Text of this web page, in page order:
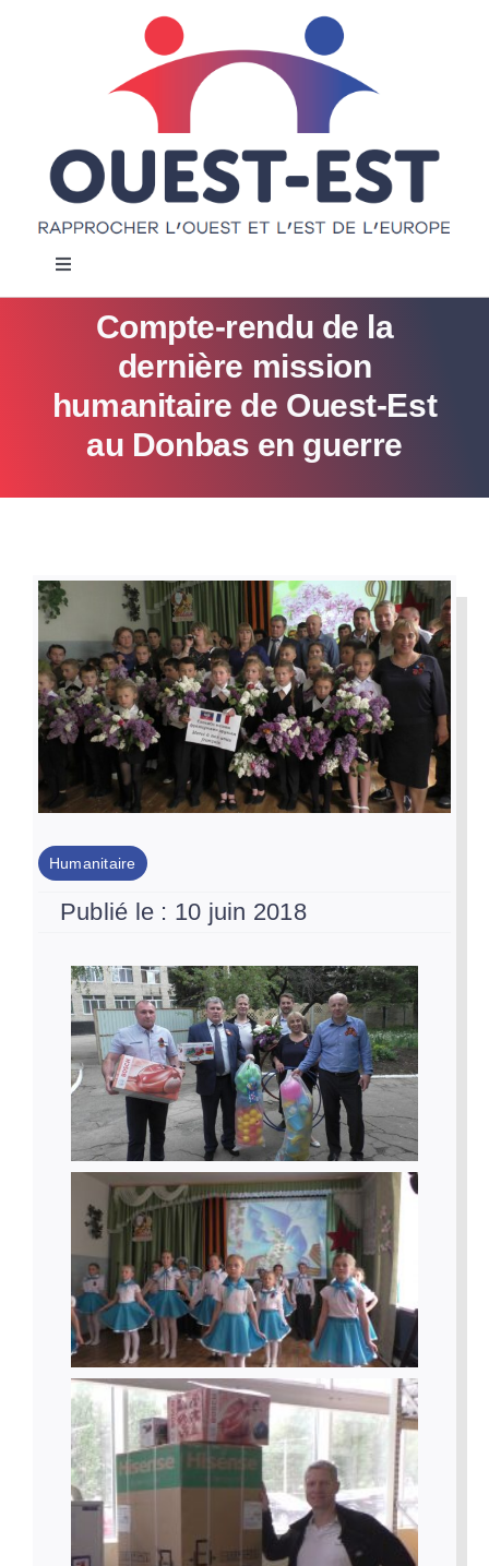
Navigation
à
bascule
Notre projet
Nous soutenir
Contact
Compte-rendu de la
dernière mission
humanitaire de Ouest-Est
au Donbas en guerre
Humanitaire
Publié le : 10 juin 2018